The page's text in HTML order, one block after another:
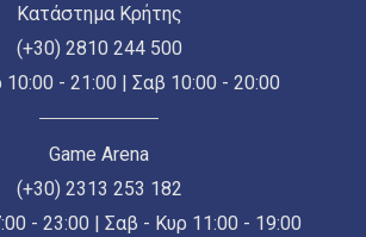
Κατάστημα Κρήτης
(+30) 2810 244 500
- 21:00 | Σαβ 10:00 - 20:00
Game Arena
(+30) 2313 253 182
- 23:00 | Σαβ - Κυρ 11:00 - 19:00